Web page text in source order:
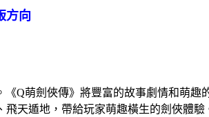
方向
《Q萌劍俠傳》將豐富的故事劇情和萌趣
天遁地，帶給玩家萌趣橫生的劍俠體驗